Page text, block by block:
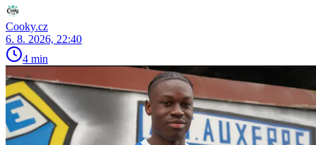
Cooky.cz
6. 8. 2026, 22:40
4 min